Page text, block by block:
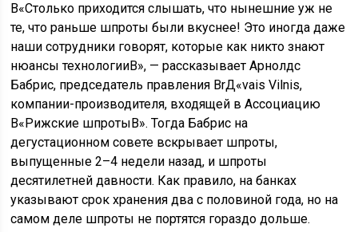
В«Столько приходится слышать, что нынешние уж не
те, что раньше шпроты были вкуснее! Это иногда даже
наши сотрудники говорят, которые как никто знают
нюансы технологииВ», — рассказывает Арнолдс
Бабрис, председатель правления BrД«vais Vilnis,
компании-производителя, входящей в Ассоциацию
В«Рижские шпротыВ». Тогда Бабрис на
дегустационном совете вскрывает шпроты,
выпущенные 2–4 недели назад, и шпроты
десятилетней давности. Как правило, на банках
указывают срок хранения два с половиной года, но на
самом деле шпроты не портятся гораздо дольше.